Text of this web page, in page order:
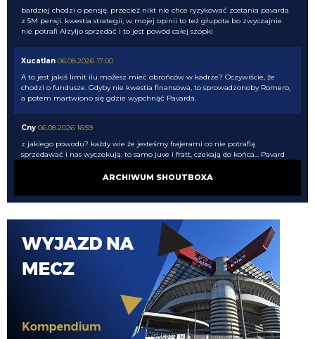
bardziej chodzi o pensję. przecież nikt nie chce ryzykować zostania pavarda
z 5M pensji. kwestia strategii, w mojej opinii to też głupota bo zwyczajnie
nie potrafi Ałzyljo sprzedać i to jest powód całej szopki
Xucatlan 06.08.2026 17:00
A to jest jakiś limit ilu możesz mieć obrońców w kadrze? Oczywiście, że
chodzi o fundusze. Gdyby nie kwestia finansowa, to sprowadzonoby Romero,
a potem martwiono się gdzie wypchnąć Pavarda.
Cny 06.08.2026 16:59
z jakiego powodu? każdy wie że jesteśmy frajerami co nie potrafią
sprzedawać i nas wyczekują. to samo juve i fratt, czekają do końca... Pavard
Cny 06.08.2026 16:58
sierpnia z nim i pójdzie na gówno wypożyczenie... inna sprawa że i tak
będziemy się z nim bujać, pewnie gdzieś w końcu pójdzie a my zostaniemy
bez Romero
Cny 06.08.2026 16:54
ale to nie chodzi o brak kasy tylko o brak miejsca w składzie dla kolejnego
obrońcy. Pavard musi odejść by zwolnić miejsce a nie pozyskać fundusze
timon 06.08.2026 16:44
ARCHIWUM SHOUTBOXA